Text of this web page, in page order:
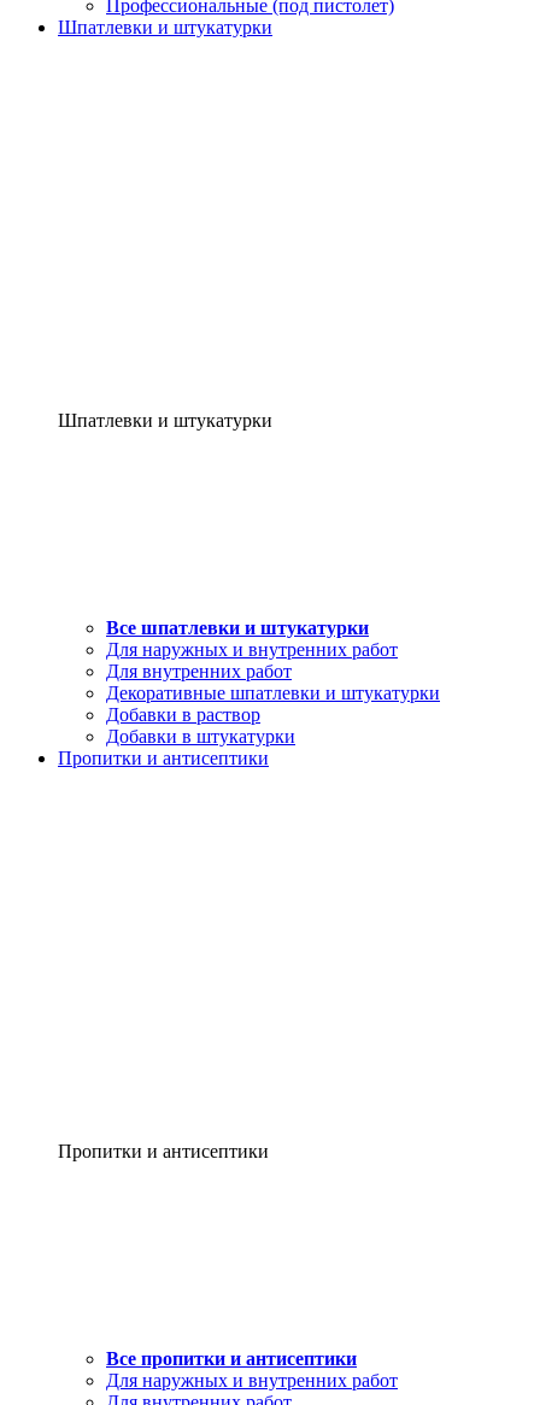
Профессиональные (под пистолет)
Шпатлевки и штукатурки
Шпатлевки и штукатурки
Все шпатлевки и штукатурки
Для наружных и внутренних работ
Для внутренних работ
Декоративные шпатлевки и штукатурки
Добавки в раствор
Добавки в штукатурки
Пропитки и антисептики
Пропитки и антисептики
Все пропитки и антисептики
Для наружных и внутренних работ